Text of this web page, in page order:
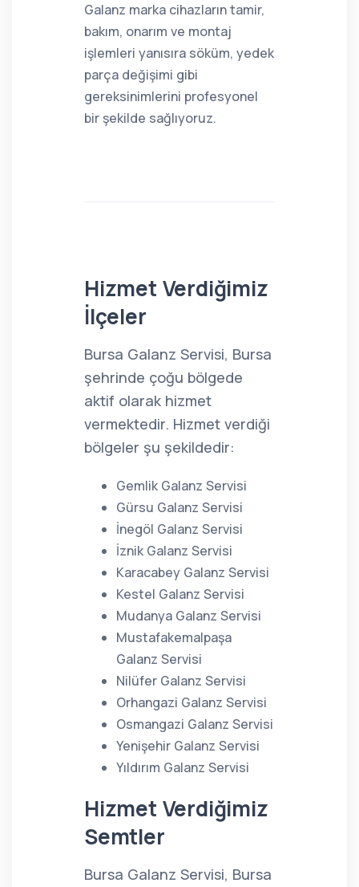
Galanz marka cihazların tamir,
bakım, onarım ve montaj
işlemleri yanısıra söküm, yedek
parça değişimi gibi
gereksinimlerini profesyonel
bir şekilde sağlıyoruz.
Hizmet Verdiğimiz
İlçeler
Bursa Galanz Servisi, Bursa
şehrinde çoğu bölgede
aktif olarak hizmet
vermektedir. Hizmet verdiği
bölgeler şu şekildedir:
Gemlik Galanz Servisi
Gürsu Galanz Servisi
İnegöl Galanz Servisi
İznik Galanz Servisi
Karacabey Galanz Servisi
Kestel Galanz Servisi
Mudanya Galanz Servisi
Mustafakemalpaşa
Galanz Servisi
Nilüfer Galanz Servisi
Orhangazi Galanz Servisi
Osmangazi Galanz Servisi
Yenişehir Galanz Servisi
Yıldırım Galanz Servisi
Hizmet Verdiğimiz
Semtler
Bursa Galanz Servisi, Bursa